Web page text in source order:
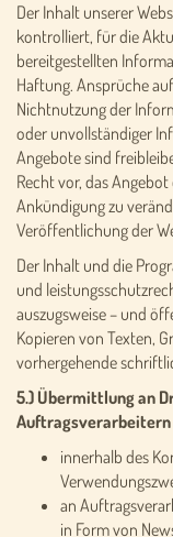
Der Inhalt unserer
kontrolliert, für die
bereitgestellten
Haftung. Ansprüche
Nichtnutzung der
oder unvollständiger
Angebote sind
Recht vor, das
Ankündigung zu
Veröffentlichung der
Der Inhalt und die
und
auszugsweise – und
Kopieren von Texten,
vorhergehende
5.) Übermittlung an
Auftragsverarbeitern
innerhalb des
an
in Form von